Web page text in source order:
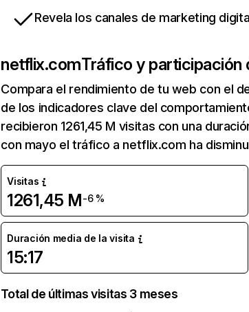
Revela los canales de marketing
netflix.comTráfico y participación
Compara el rendimiento de tu web con el
de los indicadores clave del
recibieron 1261,45 M visitas con una
con mayo el tráfico a netflix.com ha
Visitas
1261,45 M-6 %
Duración media de la visita
15:17
Total de últimas visitas 3 meses